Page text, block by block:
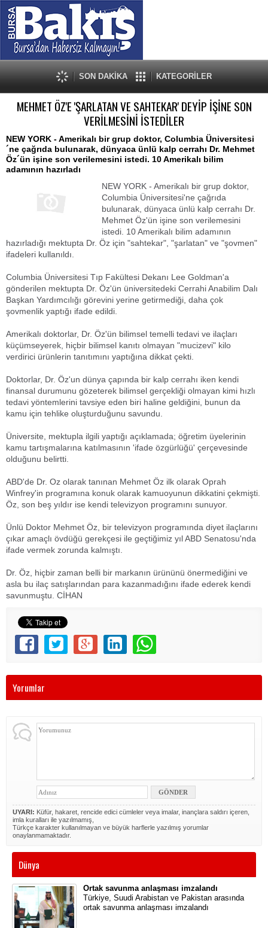
SON DAKİKA KATEGORİLER
MEHMET ÖZ'E 'ŞARLATAN VE SAHTEKAR' DEYİP İŞİNE SON
VERİLMESİNİ İSTEDİLER
NEW YORK - Amerikalı bir grup doktor, Columbia Üniversitesi
´ne çağrıda bulunarak, dünyaca ünlü kalp cerrahı Dr. Mehmet
Öz´ün işine son verilemesini istedi. 10 Amerikalı bilim
adamının hazırladı
NEW YORK - Amerikalı bir grup doktor,
Columbia Üniversitesi'ne çağrıda
bulunarak, dünyaca ünlü kalp cerrahı Dr.
Mehmet Öz'ün işine son verilemesini
istedi. 10 Amerikalı bilim adamının
hazırladığı mektupta Dr. Öz için "sahtekar", "şarlatan" ve "şovmen"
ifadeleri kullanıldı.
Columbia Üniversitesi Tıp Fakültesi Dekanı Lee Goldman'a
gönderilen mektupta Dr. Öz'ün üniversitedeki Cerrahi Anabilim Dalı
Başkan Yardımcılığı görevini yerine getirmediği, daha çok
şovmenlik yaptığı ifade edildi.
Amerikalı doktorlar, Dr. Öz'ün bilimsel temelli tedavi ve ilaçları
küçümseyerek, hiçbir bilimsel kanıtı olmayan "mucizevi" kilo
verdirici ürünlerin tanıtımını yaptığına dikkat çekti.
Doktorlar, Dr. Öz'un dünya çapında bir kalp cerrahı iken kendi
finansal durumunu gözeterek bilimsel gerçekliği olmayan kimi hızlı
tedavi yöntemlerini tavsiye eden biri haline geldiğini, bunun da
kamu için tehlike oluşturduğunu savundu.
Üniversite, mektupla ilgili yaptığı açıklamada; öğretim üyelerinin
kamu tartışmalarına katılmasının 'ifade özgürlüğü' çerçevesinde
olduğunu belirtti.
ABD'de Dr. Oz olarak tanınan Mehmet Öz ilk olarak Oprah
Winfrey'in programına konuk olarak kamuoyunun dikkatini çekmişti.
Öz, son beş yıldır ise kendi televizyon programını sunuyor.
Ünlü Doktor Mehmet Öz, bir televizyon programında diyet ilaçlarını
çıkar amaçlı övdüğü gerekçesi ile geçtiğimiz yıl ABD Senatosu'nda
ifade vermek zorunda kalmıştı.
Dr. Öz, hiçbir zaman belli bir markanın ürününü önermediğini ve
asla bu ilaç satışlarından para kazanmadığını ifade ederek kendi
savunmuştu. CİHAN
Yorumlar
UYARI: Küfür, hakaret, rencide edici cümleler veya imalar, inançlara saldırı içeren,
imla kuralları ile yazılmamış,
Türkçe karakter kullanılmayan ve büyük harflerle yazılmış yorumlar
onaylanmamaktadır.
Dünya
Ortak savunma anlaşması imzalandı
Türkiye, Suudi Arabistan ve Pakistan arasında
ortak savunma anlaşması imzalandı